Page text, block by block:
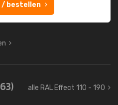
/ bestellen
alle RAL Effect 110 - 190